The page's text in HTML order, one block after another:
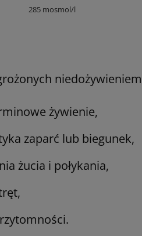
285 mosmol/l
żywienie,
zaparć lub biegunek,
żucia i połykania,